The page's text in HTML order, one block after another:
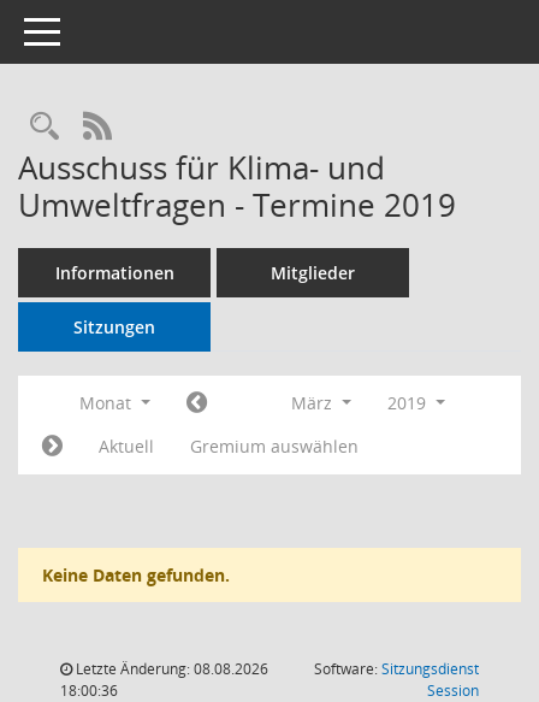
Toggle navigation
RSS-Feed
Ausschuss für Klima- und
Umweltfragen - Termine 2019
Informationen Mitglieder
Sitzungen
Monat März
2019
Aktuell
Gremium auswählen
Keine Daten gefunden.
Letzte Änderung: 08.08.2026
18:00:36
Software:Sitzungsdienst
Session(Wird in